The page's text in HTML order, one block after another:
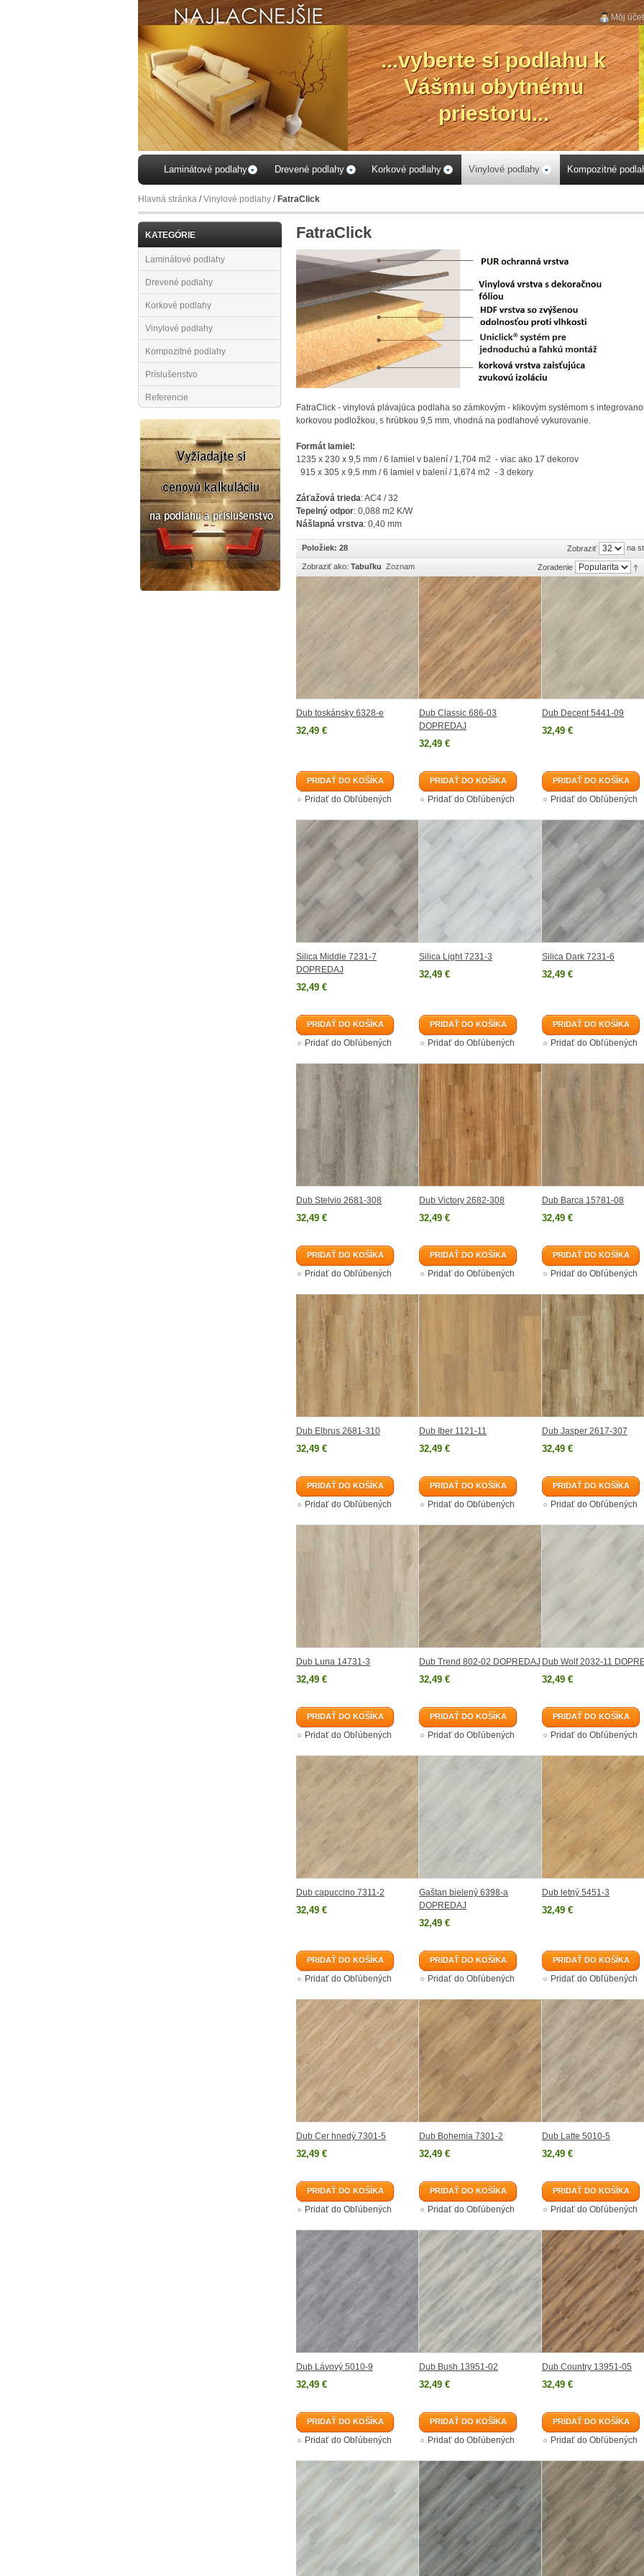
Môj účet
Laminátové podlahy Drevené podlahy Korkové podlahy Vinylové podlahy Kompozitné
Hlavná stránka /Vinylové podlahy / FatraClick
KATEGÓRIE
Laminátové podlahy
Drevené podlahy
Korkové podlahy
Vinylové podlahy
Kompozitné podlahy
Príslušenstvo
Referencie
FatraClick
FatraClick - vinylová plávajúca podlaha so zámkovým - klikovým systémom s
korkovou podložkou, s hrúbkou 9,5 mm, vhodná na podlahové vykurovanie.
Formát lamiel:
1235 x 230 x 9,5 mm / 6 lamiel v balení / 1,704 m2 - viac ako 17 dekorov
915 x 305 x 9,5 mm / 6 lamiel v balení / 1,674 m2 - 3 dekory
Záťažová trieda: AC4 / 32
Tepelný odpor: 0,088 m2 K/W
Nášlapná vrstva: 0,40 mm
Položiek: 28 Zobraziť na
Zobraziť ako: Tabuľku Zoznam Zoradenie
Dub toskánsky 6328-e
32,49 €
PRIDAŤ DO KOŠÍKA
Pridať do Obľúbených
Dub Classic 686-03
DOPREDAJ
32,49 €
PRIDAŤ DO KOŠÍKA
Pridať do Obľúbených
Dub Decent 5441-09
32,49 €
PRIDAŤ DO KOŠÍKA
Pridať do Obľúbených
Silica Middle 7231-7
DOPREDAJ
32,49 €
PRIDAŤ DO KOŠÍKA
Pridať do Obľúbených
Silica Light 7231-3
32,49 €
PRIDAŤ DO KOŠÍKA
Pridať do Obľúbených
Silica Dark 7231-6
32,49 €
PRIDAŤ DO KOŠÍKA
Pridať do Obľúbených
Dub Stelvio 2681-308
32,49 €
PRIDAŤ DO KOŠÍKA
Pridať do Obľúbených
Dub Victory 2682-308
32,49 €
PRIDAŤ DO KOŠÍKA
Pridať do Obľúbených
Dub Barca 15781-08
32,49 €
PRIDAŤ DO KOŠÍKA
Pridať do Obľúbených
Dub Elbrus 2681-310
32,49 €
PRIDAŤ DO KOŠÍKA
Pridať do Obľúbených
Dub Iber 1121-11
32,49 €
PRIDAŤ DO KOŠÍKA
Pridať do Obľúbených
Dub Jasper 2617-307
32,49 €
PRIDAŤ DO KOŠÍKA
Pridať do Obľúbených
Dub Luna 14731-3
32,49 €
PRIDAŤ DO KOŠÍKA
Pridať do Obľúbených
Dub Trend 802-02 DOPREDAJ
32,49 €
PRIDAŤ DO KOŠÍKA
Pridať do Obľúbených
Dub Wolf 2032-11
32,49 €
PRIDAŤ DO KOŠÍKA
Pridať do Obľúbených
Dub capuccino 7311-2
32,49 €
PRIDAŤ DO KOŠÍKA
Pridať do Obľúbených
Gaštan bielený 6398-a
DOPREDAJ
32,49 €
PRIDAŤ DO KOŠÍKA
Pridať do Obľúbených
Dub letný 5451-3
32,49 €
PRIDAŤ DO KOŠÍKA
Pridať do Obľúbených
Dub Cer hnedý 7301-5
32,49 €
PRIDAŤ DO KOŠÍKA
Pridať do Obľúbených
Dub Bohemia 7301-2
32,49 €
PRIDAŤ DO KOŠÍKA
Pridať do Obľúbených
Dub Latte 5010-5
32,49 €
PRIDAŤ DO KOŠÍKA
Pridať do Obľúbených
Dub Lávový 5010-9
32,49 €
PRIDAŤ DO KOŠÍKA
Pridať do Obľúbených
Dub Bush 13951-02
32,49 €
PRIDAŤ DO KOŠÍKA
Pridať do Obľúbených
Dub Country 13951-05
32,49 €
PRIDAŤ DO KOŠÍKA
Pridať do Obľúbených
...vyberte si podlahu k
Vášmu obytnému
priestoru...